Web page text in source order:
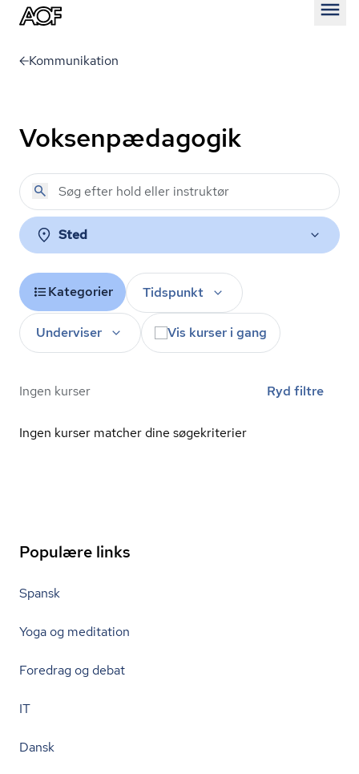
Kommunikation
Voksenpædagogik
Sted
Kategorier Tidspunkt
Underviser Vis kurser i gang
Ingen kurser Ryd filtre
Ingen kurser matcher dine søgekriterier
Populære links
Spansk
Yoga og meditation
Foredrag og debat
IT
Dansk